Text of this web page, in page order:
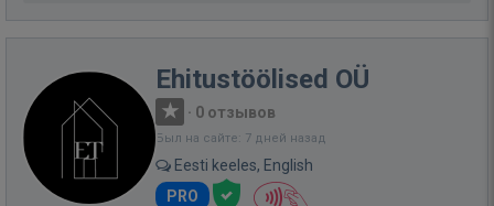
Ehitustöölised OÜ
· 0 отзывов
Был на сайте: 7 дней назад
Eesti keeles, English
PRO